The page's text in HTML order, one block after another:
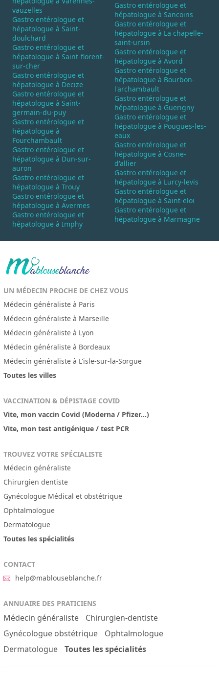
vauzelles
Gastro entérologue et
hépatologue à Saint-
doulchard
Gastro entérologue et
hépatologue à Saint-florent-
sur-cher
Gastro entérologue et
hépatologue à Decize
Gastro entérologue et
hépatologue à Saint-
germain-du-puy
Gastro entérologue et
hépatologue à
Fourchambault
Gastro entérologue et
hépatologue à Dun-sur-
auron
Gastro entérologue et
hépatologue à Trouy
Gastro entérologue et
hépatologue à Avermes
Gastro entérologue et
hépatologue à Imphy
Gastro entérologue et
hépatologue à Sancoins
Gastro entérologue et
hépatologue à La chapelle-
saint-ursin
Gastro entérologue et
hépatologue à Avord
Gastro entérologue et
hépatologue à Bourbon-
l'archambault
Gastro entérologue et
hépatologue à Guerigny
Gastro entérologue et
hépatologue à Pougues-les-
eaux
Gastro entérologue et
hépatologue à Cosne-
d'allier
Gastro entérologue et
hépatologue à Lurcy-levis
Gastro entérologue et
hépatologue à Saint-eloi
Gastro entérologue et
hépatologue à Marmagne
UN MÉDECIN PROCHE DE CHEZ VOUS
Médecin généraliste à Paris
Médecin généraliste à Marseille
Médecin généraliste à Lyon
Médecin généraliste à Bordeaux
Médecin généraliste à L'isle-sur-la-Sorgue
Toutes les villes
VACCINATION & DÉPISTAGE COVID
Vite, mon vaccin Covid (Moderna / Pfizer...)
Vite, mon test antigénique / test PCR
TROUVEZ VOTRE SPÉCIALISTE
Médecin généraliste
Chirurgien dentiste
Gynécologue Médical et obstétrique
Ophtalmologue
Dermatologue
Toutes les spécialités
CONTACT
help@mablouseblanche.fr
ANNUAIRE DES PRATICIENS
Médecin généraliste
Chirurgien-dentiste
Gynécologue obstétrique
Ophtalmologue
Dermatologue
Toutes les spécialités